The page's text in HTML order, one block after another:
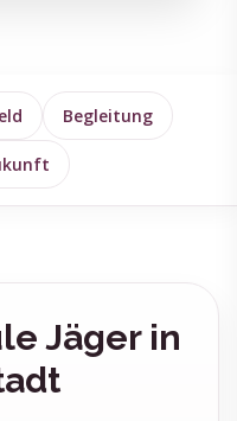
Begleitung
Jäger in